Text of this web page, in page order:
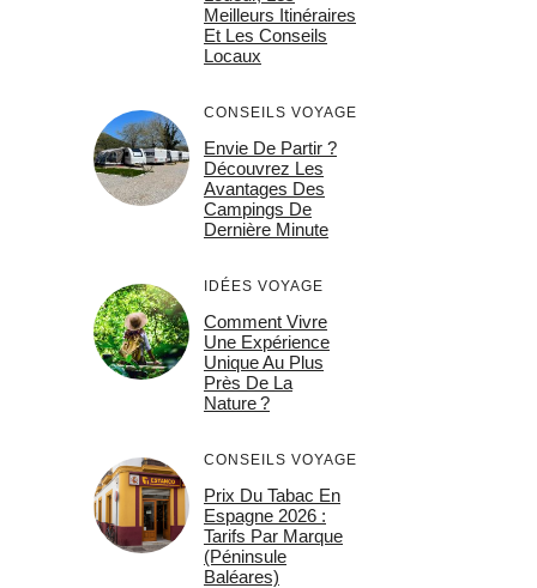
Meilleurs Itinéraires
Et Les Conseils
Locaux
CONSEILS VOYAGE
Envie De Partir ?
Découvrez Les
Avantages Des
Campings De
Dernière Minute
IDÉES VOYAGE
Comment Vivre
Une Expérience
Unique Au Plus
Près De La
Nature ?
CONSEILS VOYAGE
Prix Du Tabac En
Espagne 2026 :
Tarifs Par Marque
(Péninsule
Baléares)